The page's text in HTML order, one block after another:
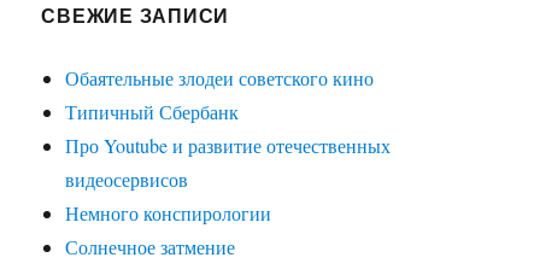
СВЕЖИЕ ЗАПИСИ
Обаятельные злодеи советского кино
Типичный Сбербанк
Про Youtube и развитие отечественных
видеосервисов
Немного конспирологии
Солнечное затмение